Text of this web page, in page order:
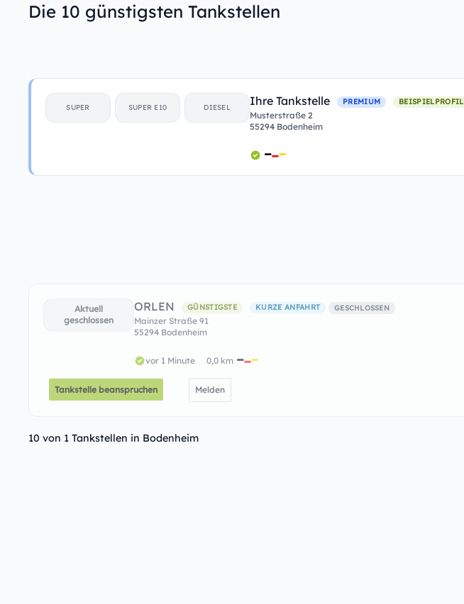
Die 10 günstigsten Tankstellen
SUPER SUPER E10 DIESEL Ihre Tankstelle PREMIUM BEISPIELPROFIL
Musterstraße 2
55294 Bodenheim
Aktuell
geschlossen
ORLEN GÜNSTIGSTE KURZE ANFAHRT GESCHLOSSEN
Mainzer Straße 91
55294 Bodenheim
vor 1 Minute 0,0 km
Tankstelle beanspruchen Melden
10 von 1 Tankstellen in Bodenheim